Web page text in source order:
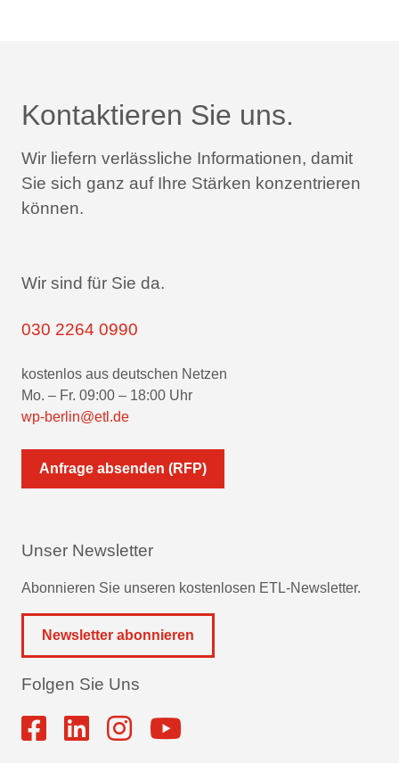
Kontaktieren Sie uns.
Wir liefern verlässliche Informationen, damit
Sie sich ganz auf Ihre Stärken konzentrieren
können.
Wir sind für Sie da.
030 2264 0990
kostenlos aus deutschen Netzen
Mo. – Fr. 09:00 – 18:00 Uhr
wp-berlin@etl.de
Anfrage absenden (RFP)
Unser Newsletter
Abonnieren Sie unseren kostenlosen ETL-Newsletter.
Newsletter abonnieren
Folgen Sie Uns